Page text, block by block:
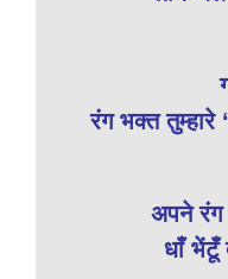
रंग भक्त तुम्हारे
अपने रंग
धाँ